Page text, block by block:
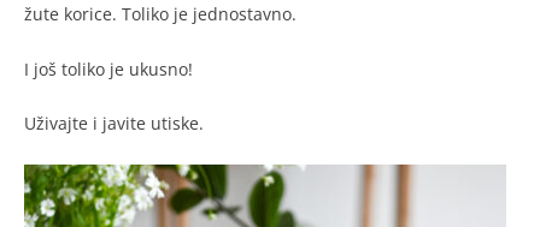
žute korice. Toliko je jednostavno.
I još toliko je ukusno!
Uživajte i javite utiske.